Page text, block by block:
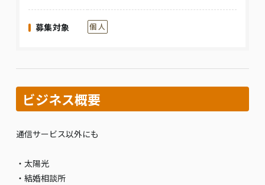
募集対象 個 人
ビジネス概要
通信サービス以外にも
・太陽光
・結婚相談所